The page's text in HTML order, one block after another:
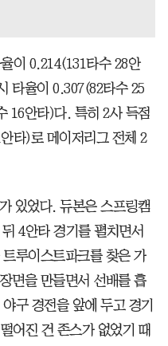
이 0.214(131타수 28안
타율이 0.307(82타수 25
16안타)다. 특히 2사 득점
타)로 메이저리그 전체 2
있었다. 듀본은 스프링캠
4안타 경기를 펼치면서
루이스트파크를 찾은 가
면을 만들면서 선배를 흡
구 경전을 앞에 두고 경기
어진 건 존스가 없었기 때